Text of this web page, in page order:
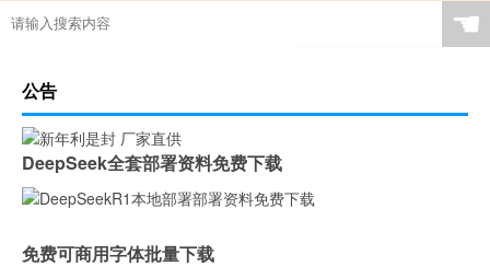
☚
公告
DeepSeek全套部署资料免费下载
免费可商用字体批量下载